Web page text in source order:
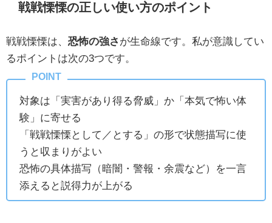
戦戦慄慄の正しい使い方のポイント
戦戦慄慄は、 恐怖の強さ が生命線です。私が意識してい
るポイントは次の3つです。
対象は「実害があり得る脅威」か「本気で怖い体
験」に寄せる
「戦戦慄慄として／とする」の形で状態描写に使
うと収まりがよい
恐怖の具体描写（暗闇・警報・余震など）を一言
添えると説得力が上がる